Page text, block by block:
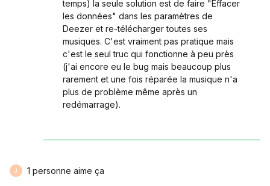
temps) la seule solution est de faire "Effacer
les données" dans les paramètres de
Deezer et re-télécharger toutes ses
musiques. C'est vraiment pas pratique mais
c'est le seul truc qui fonctionne à peu près
(j'ai encore eu le bug mais beaucoup plus
rarement et une fois réparée la musique n'a
plus de problème même après un
redémarrage).
J 1 personne aime ça